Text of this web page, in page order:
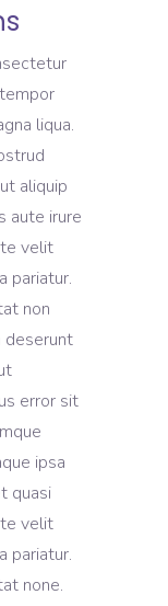
liqua.
aliquip
aute irure
velit
pariatur.
non
deserunt
error sit
ipsa
quasi
velit
pariatur.
none.